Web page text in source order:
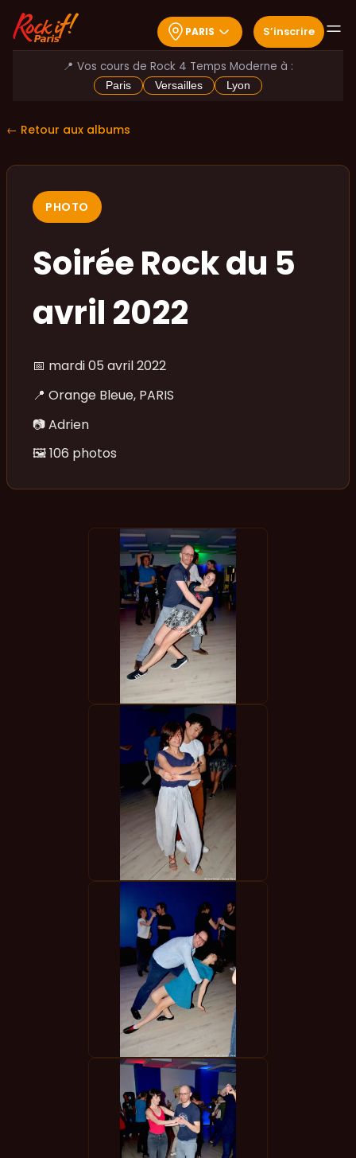
PARIS S’inscrire
📍 Vos cours de Rock 4 Temps Moderne à :
Paris Versailles Lyon
← Retour aux albums
PHOTO
Soirée Rock du 5
avril 2022
📅 mardi 05 avril 2022
📍 Orange Bleue, PARIS
📷Adrien
🖼️106 photos